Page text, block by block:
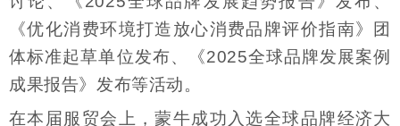
《优化消费环境打造放心消费品牌评价指南》团
体标准起草单位发布、《2025全球品牌发展案例
成果报告》发布等活动。
在本届服贸会上，蒙牛成功入选全球品牌经济大